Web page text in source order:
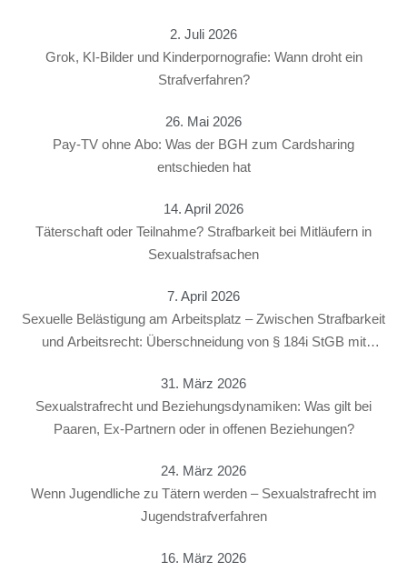
2. Juli 2026
Grok, KI-Bilder und Kinderpornografie: Wann droht ein
Strafverfahren?
26. Mai 2026
Pay-TV ohne Abo: Was der BGH zum Cardsharing
entschieden hat
14. April 2026
Täterschaft oder Teilnahme? Strafbarkeit bei Mitläufern in
Sexualstrafsachen
7. April 2026
Sexuelle Belästigung am Arbeitsplatz – Zwischen Strafbarkeit
und Arbeitsrecht: Überschneidung von § 184i StGB mit
31. März 2026
Sexualstrafrecht und Beziehungsdynamiken: Was gilt bei
Paaren, Ex-Partnern oder in offenen Beziehungen?
24. März 2026
Wenn Jugendliche zu Tätern werden – Sexualstrafrecht im
Jugendstrafverfahren
16. März 2026